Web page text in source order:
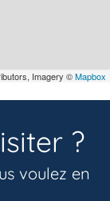
Imagery ©Mapbox
?
voulez en